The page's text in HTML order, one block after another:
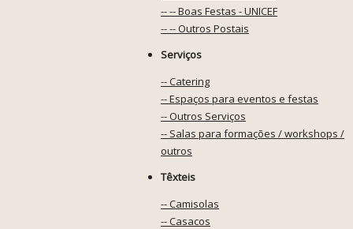
-- -- Boas Festas - UNICEF
-- -- Outros Postais
Serviços
-- Catering
-- Espaços para eventos e festas
-- Outros Serviços
-- Salas para formações / workshops /
outros
Têxteis
-- Camisolas
-- Casacos